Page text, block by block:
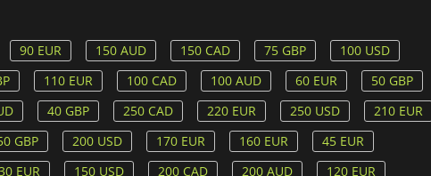
90 EUR 150 AUD 150 CAD 75 GBP
100 USD
110 EUR 100 CAD 100 AUD 60 EUR
50 GBP
40 GBP 250 CAD 220 EUR 250 USD
210 EUR
GBP 200 USD 170 EUR 160 EUR
45 EUR
EUR 150 USD 200 CAD 200 AUD
120 EUR